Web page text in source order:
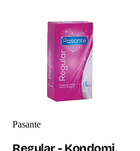
Pasante
Regular - Kondomi,